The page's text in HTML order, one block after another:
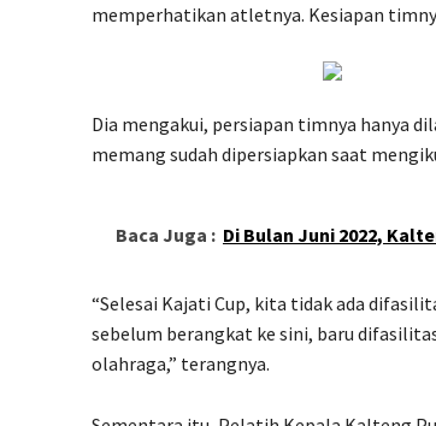
memperhatikan atletnya. Kesiapan
Dia mengakui, persiapan timnya hanya
memang sudah dipersiapkan saat
Baca Juga : Di Bulan Juni 2022,
“Selesai Kajati Cup, kita tidak ada
sebelum berangkat ke sini, baru
olahraga,” terangnya.